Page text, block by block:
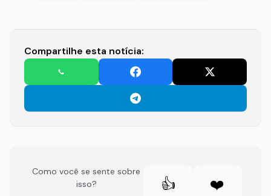
Compartilhe esta notícia:
Como você se sente sobre
isso?
👍 ❤️